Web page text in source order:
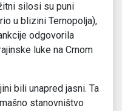
silosi su puni
u blizini Ternopolja),
odgovorila
luke na Crnom
bili unapred jasni. Ta
stanovništvo